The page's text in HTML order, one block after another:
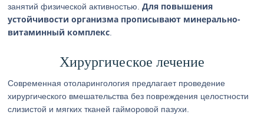
занятий физической активностью.Для повышения
устойчивости организма прописывают минерально-
витаминный комплекс
Хирургическое лечение
Современная отоларингология предлагает проведение
хирургического вмешательства без повреждения целостности
слизистой и мягких тканей гайморовой пазухи.